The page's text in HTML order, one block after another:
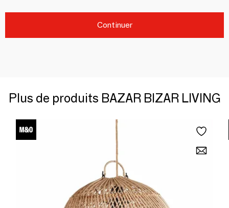
Continuer
Plus de produits BAZAR BIZAR LIVING